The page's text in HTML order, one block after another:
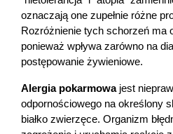
oznaczają one zupełnie różne
Rozróżnienie tych schorzeń ma
ponieważ wpływa zarówno na
postępowanie żywieniowe.
Alergia pokarmowa jest
odpornościowego na określony
białko zwierzęce. Organizm